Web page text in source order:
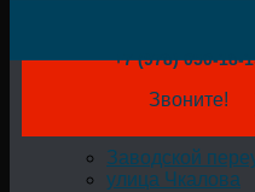
+7 (978) 050-18-
Звоните!
Заводской
улица Чкалова